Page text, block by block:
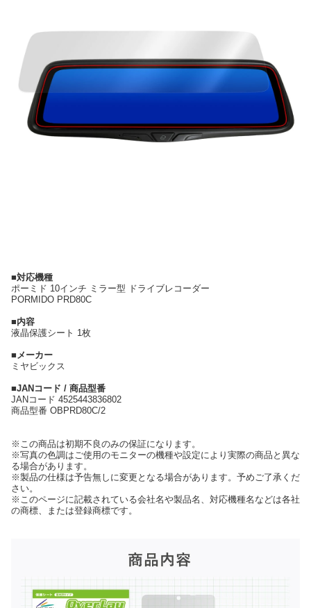
■対応機種
ポーミド 10インチ ミラー型 ドライブレコーダー
PORMIDO PRD80C
■内容
液晶保護シート 1枚
■メーカー
ミヤビックス
■JANコード / 商品型番
JANコード 4525443836802
商品型番 OBPRD80C/2
※この商品は初期不良のみの保証になります。
※写真の色調はご使用のモニターの機種や設定により実際の商品と異な
る場合があります。
※製品の仕様は予告無しに変更となる場合があります。予めご了承くだ
さい。
※このページに記載されている会社名や製品名、対応機種名などは各社
の商標、または登録商標です。